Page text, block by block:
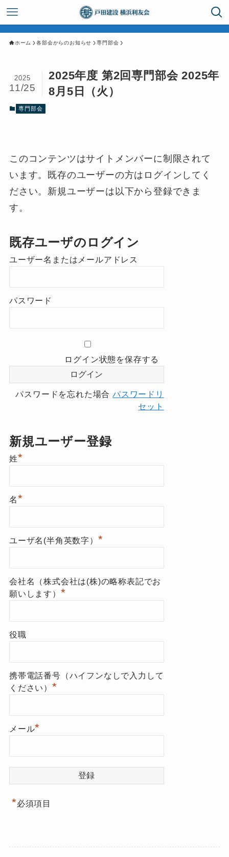
ホーム 各部会からのお知らせ 専門部会
2025年度 第2回専門部会 2025年
8月5日（火）
2025
11/25
専門部会
このコンテンツはサイトメンバーに制限されて
います。既存のユーザーの方はログインしてく
ださい。新規ユーザーは以下から登録できま
す。
既存ユーザのログイン
ユーザー名またはメールアドレス
パスワード
ログイン状態を保存する
パスワードを忘れた場合パスワードリ
セット
新規ユーザー登録
姓*
名*
ユーザ名(半角英数字） *
会社名（株式会社は(株)の略称表記でお
願いします） *
役職
携帯電話番号（ハイフンなしで入力して
ください） *
メール*
*必須項目